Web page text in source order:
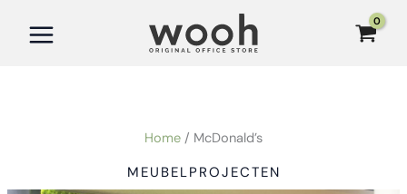
Home McDonald’s
MEUBELPROJECTEN